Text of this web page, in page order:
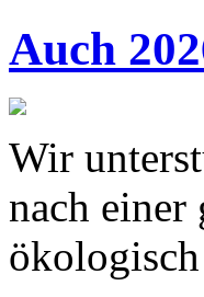
Auch
Wir
nach einer